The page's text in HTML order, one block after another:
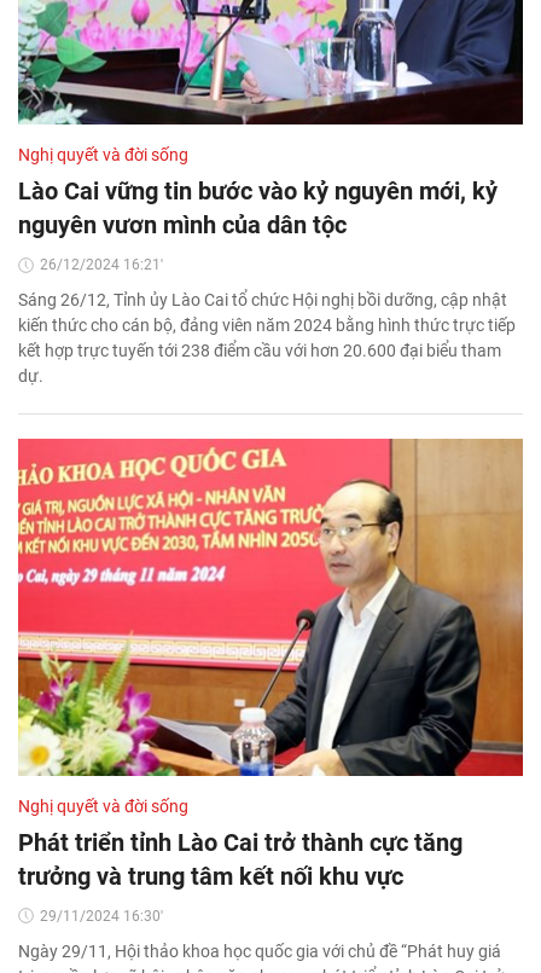
Nghị quyết và đời sống
Lào Cai vững tin bước vào kỷ nguyên mới, kỷ
nguyên vươn mình của dân tộc
26/12/2024 16:21'
Sáng 26/12, Tỉnh ủy Lào Cai tổ chức Hội nghị bồi dưỡng, cập nhật
kiến thức cho cán bộ, đảng viên năm 2024 bằng hình thức trực tiếp
kết hợp trực tuyến tới 238 điểm cầu với hơn 20.600 đại biểu tham
dự.
Nghị quyết và đời sống
Phát triển tỉnh Lào Cai trở thành cực tăng
trưởng và trung tâm kết nối khu vực
29/11/2024 16:30'
Ngày 29/11, Hội thảo khoa học quốc gia với chủ đề “Phát huy giá